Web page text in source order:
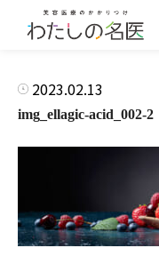
2023.02.13
img_ellagic-acid_002-2